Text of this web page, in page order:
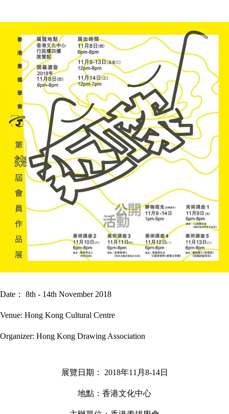
Date： 8th - 14th November 2018
Venue: Hong Kong Cultural Centre
Organizer: Hong Kong Drawing Association
展覽日期： 2018年11月8-14日
地點：香港文化中心